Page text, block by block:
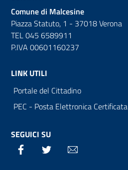
Comune di Malcesine
Piazza Statuto, 1 - 37018 Verona
TEL 045 6589911
P.IVA 00601160237
LINK UTILI
Portale del Cittadino
PEC - Posta Elettronica Certificata
SEGUICI SU
Facebook Twitter